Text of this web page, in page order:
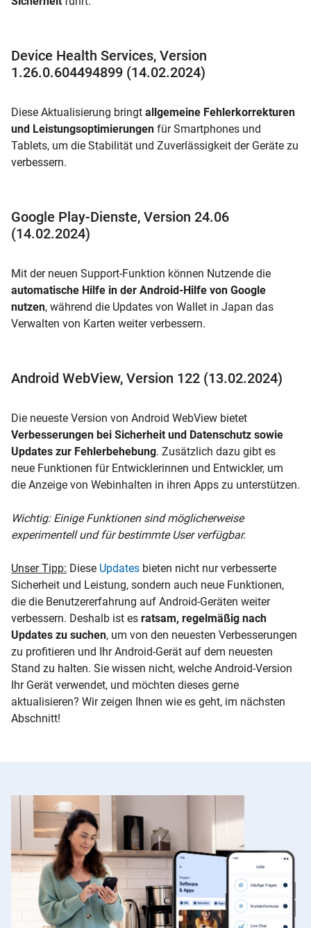
Device Health Services, Version
1.26.0.604494899 (14.02.2024)
Diese Aktualisierung bringt allgemeine Fehlerkorrekturen
und Leistungsoptimierungen für Smartphones und
Tablets, um die Stabilität und Zuverlässigkeit der Geräte zu
verbessern.
Google Play-Dienste, Version 24.06
(14.02.2024)
Mit der neuen Support-Funktion können Nutzende die
automatische Hilfe in der Android-Hilfe von Google
nutzen, während die Updates von Wallet in Japan das
Verwalten von Karten weiter verbessern.
Android WebView, Version 122 (13.02.2024)
Die neueste Version von Android WebView bietet
Verbesserungen bei Sicherheit und Datenschutz sowie
Updates zur Fehlerbehebung. Zusätzlich dazu gibt es
neue Funktionen für Entwicklerinnen und Entwickler, um
die Anzeige von Webinhalten in ihren Apps zu unterstützen.
Wichtig: Einige Funktionen sind möglicherweise
experimentell und für bestimmte User verfügbar.
Unser Tipp: Diese Updates bieten nicht nur verbesserte
Sicherheit und Leistung, sondern auch neue Funktionen,
die die Benutzererfahrung auf Android-Geräten weiter
verbessern. Deshalb ist es ratsam, regelmäßig nach
Updates zu suchen, um von den neuesten Verbesserungen
zu profitieren und Ihr Android-Gerät auf dem neuesten
Stand zu halten. Sie wissen nicht, welche Android-Version
Ihr Gerät verwendet, und möchten dieses gerne
aktualisieren? Wir zeigen Ihnen wie es geht, im nächsten
Abschnitt!